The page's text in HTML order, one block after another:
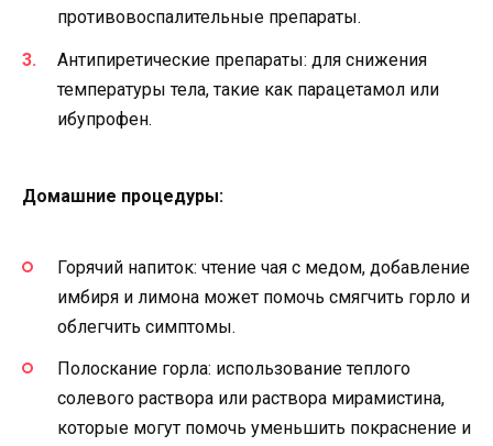
противовоспалительные препараты.
Антипиретические препараты: для снижения
температуры тела, такие как парацетамол или
ибупрофен.
Домашние процедуры:
Горячий напиток: чтение чая с медом, добавление
имбиря и лимона может помочь смягчить горло и
облегчить симптомы.
Полоскание горла: использование теплого
солевого раствора или раствора мирамистина,
которые могут помочь уменьшить покраснение и